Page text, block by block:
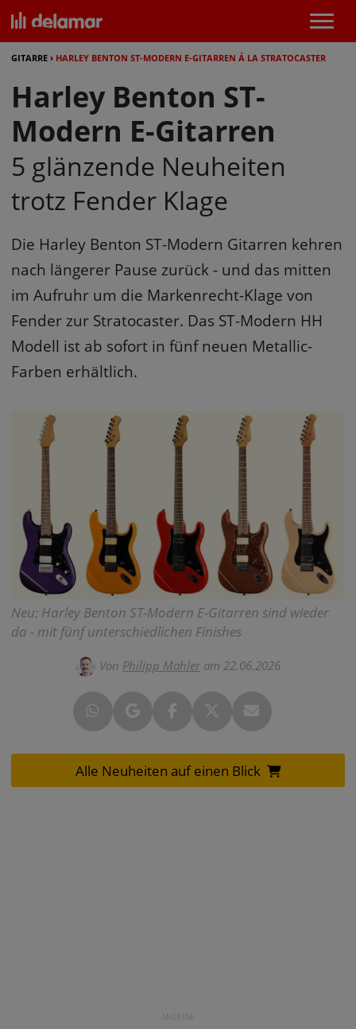
GITARRE › HARLEY BENTON ST-MODERN E-GITARREN Á LA STRATOCASTER
Harley Benton ST-
Modern E-Gitarren
5 glänzende Neuheiten
trotz Fender Klage
Die Harley Benton ST-Modern Gitarren kehren
nach längerer Pause zurück - und das mitten
im Aufruhr um die Markenrecht-Klage von
Fender zur Stratocaster. Das ST-Modern HH
Modell ist ab sofort in fünf neuen Metallic-
Farben erhältlich.
Neu: Harley Benton ST-Modern E-Gitarren sind wieder
da - mit fünf unterschiedlichen Finishes
Von Philipp Mahler am 22.06.2026
Alle Neuheiten auf einen Blick
ANZEIGE